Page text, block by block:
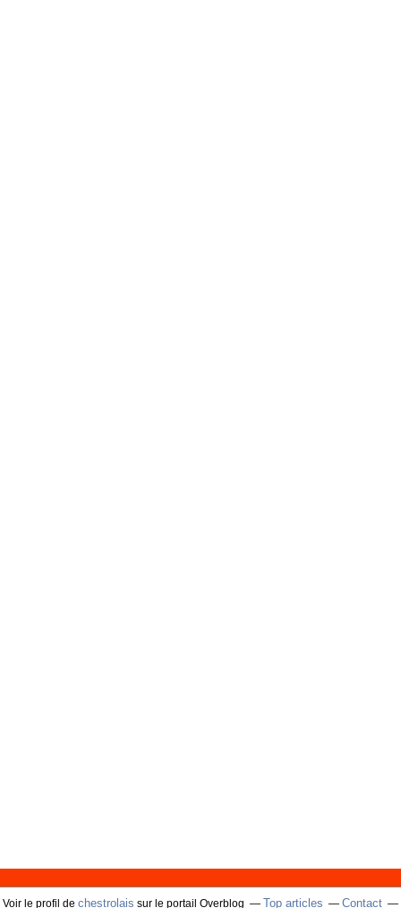
Voir le profil de chestrolais sur le portail Overblog Top articles Contact